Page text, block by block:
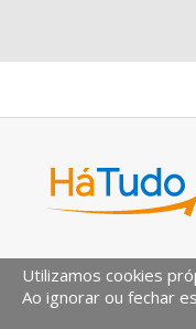
Utilizamos cookies
Ao ignorar ou fechar